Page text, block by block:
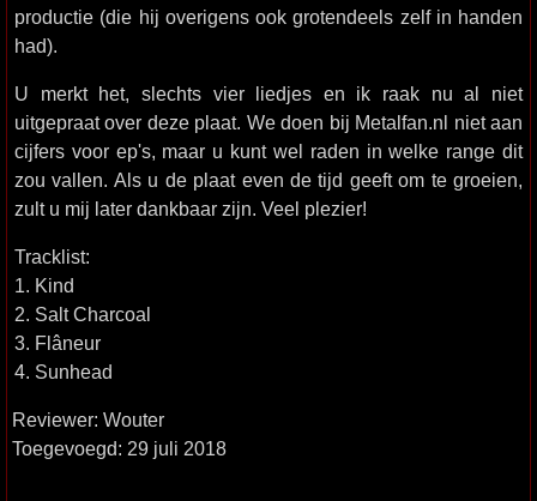
productie (die hij overigens ook grotendeels zelf in handen
had).
U merkt het, slechts vier liedjes en ik raak nu al niet
uitgepraat over deze plaat. We doen bij Metalfan.nl niet aan
cijfers voor ep's, maar u kunt wel raden in welke range dit
zou vallen. Als u de plaat even de tijd geeft om te groeien,
zult u mij later dankbaar zijn. Veel plezier!
Tracklist:
1. Kind
2. Salt Charcoal
3. Flâneur
4. Sunhead
Reviewer: Wouter
Toegevoegd: 29 juli 2018